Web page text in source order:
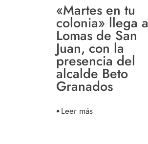
«Martes en tu
colonia» llega a
Lomas de San
Juan, con la
presencia del
alcalde Beto
Granados
Leer más